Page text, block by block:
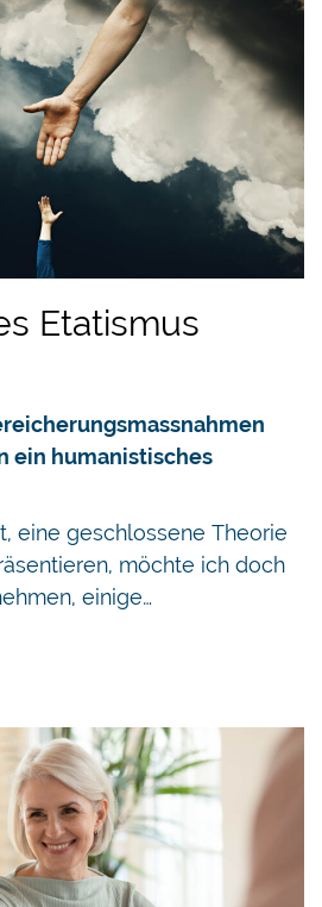
Etatismus
ein humanistisches
eine geschlossene Theorie
möchte ich doch
einige…